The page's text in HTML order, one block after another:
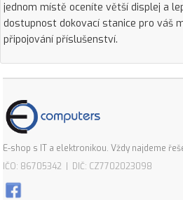
jednom místě oceníte větší displej a
dostupnost dokovací stanice pro váš
připojování příslušenství.
E-shop s IT a elektronikou. Vždy najdeme
IČO: 86705342 | DIČ: CZ7702023098